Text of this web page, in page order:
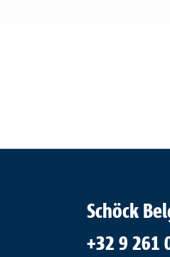
Schöck
+32 9 261